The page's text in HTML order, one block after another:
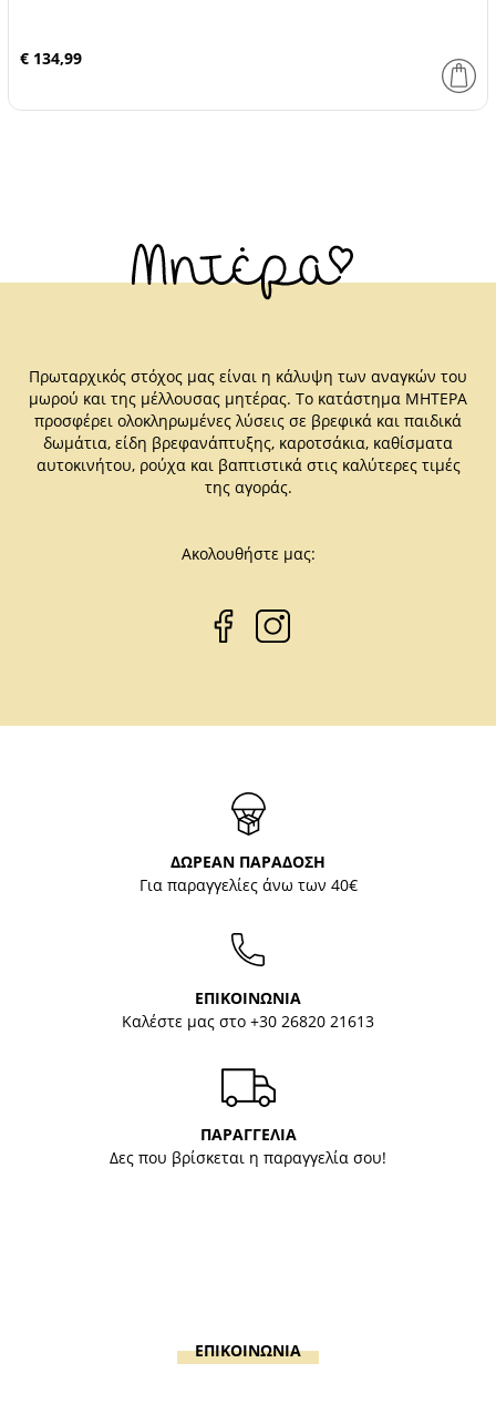
€ 134,99
Πρωταρχικός στόχος μας είναι η κάλυψη των αναγκών του
μωρού και της μέλλουσας μητέρας. Το κατάστημα ΜΗΤΕΡΑ
προσφέρει ολοκληρωμένες λύσεις σε βρεφικά και παιδικά
δωμάτια, είδη βρεφανάπτυξης, καροτσάκια, καθίσματα
αυτοκινήτου, ρούχα και βαπτιστικά στις καλύτερες τιμές
της αγοράς.
Ακολουθήστε μας:
ΔΩΡΕΑΝ ΠΑΡΑΔΟΣΗ
Για παραγγελίες άνω των 40€
ΕΠΙΚΟΙΝΩΝΙΑ
Καλέστε μας στο +30 26820 21613
ΠΑΡΑΓΓΕΛΙΑ
Δες που βρίσκεται η παραγγελία σου!
ΕΠΙΚΟΙΝΩΝΙΑ